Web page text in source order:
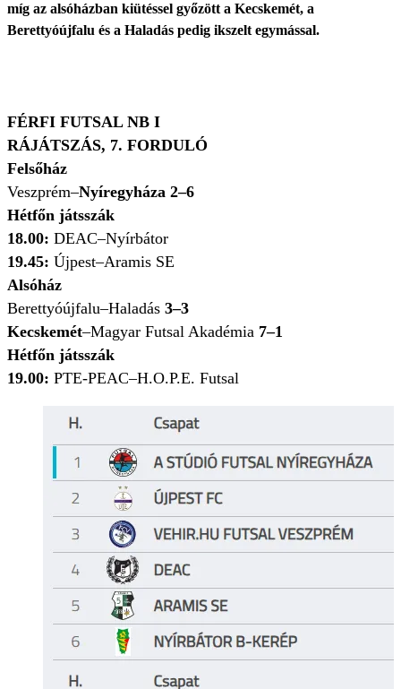
míg az alsóházban kiütéssel győzött a Kecskemét, a
Berettyóújfalu és a Haladás pedig ikszelt egymással.
FÉRFI FUTSAL NB I
RÁJÁTSZÁS, 7. FORDULÓ
Felsőház
Veszprém–Nyíregyháza 2–6
Hétfőn játsszák
18.00: DEAC–Nyírbátor
19.45: Újpest–Aramis SE
Alsóház
Berettyóújfalu–Haladás 3–3
Kecskemét–Magyar Futsal Akadémia 7–1
Hétfőn játsszák
19.00: PTE-PEAC–H.O.P.E. Futsal